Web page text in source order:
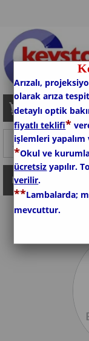
Kategoriler
Arızalı,
olarak arıza
detaylı optik
fiyatlı teklifi*
işlemleri yapalım
*Okul ve
ücretsiz yapılır.
verilir.
**Lambalarda;
mevcuttur.